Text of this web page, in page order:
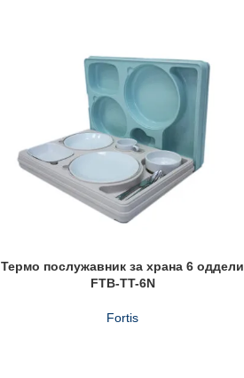
Термо послужавник за храна 6 оддели
FTB-TT-6N
Fortis